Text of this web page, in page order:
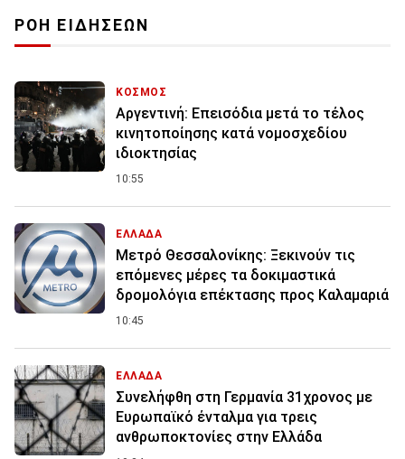
ΡΟΗ ΕΙΔΗΣΕΩΝ
ΚΟΣΜΟΣ
Αργεντινή: Επεισόδια μετά το τέλος
κινητοποίησης κατά νομοσχεδίου
ιδιοκτησίας
10:55
ΕΛΛΑΔΑ
Μετρό Θεσσαλονίκης: Ξεκινούν τις
επόμενες μέρες τα δοκιμαστικά
δρομολόγια επέκτασης προς Καλαμαριά
10:45
ΕΛΛΑΔΑ
Συνελήφθη στη Γερμανία 31χρονος με
Ευρωπαϊκό ένταλμα για τρεις
ανθρωποκτονίες στην Ελλάδα